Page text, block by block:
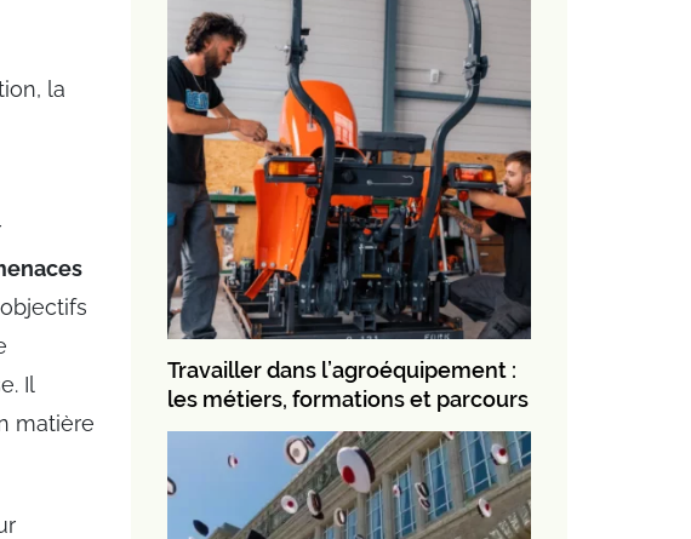
la
Il
matière
Travailler dans l’agroéquipement :
les métiers, formations et parcours